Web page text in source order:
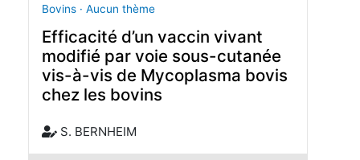
Bovins · Aucun thème
Efficacité d’un vaccin vivant
modifié par voie sous-cutanée
vis-à-vis de Mycoplasma bovis
chez les bovins
S. BERNHEIM